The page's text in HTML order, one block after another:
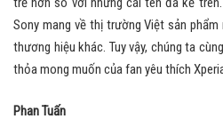
Sony mang về thị trường Việt sản
thương hiệu khác. Tuy vậy, chúng ta
thỏa mong muốn của fan yêu thích
Phan Tuấn